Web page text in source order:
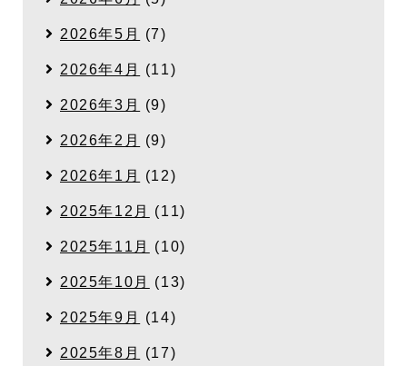
2026年5月 (7)
2026年4月 (11)
2026年3月 (9)
2026年2月 (9)
2026年1月 (12)
2025年12月 (11)
2025年11月 (10)
2025年10月 (13)
2025年9月 (14)
2025年8月 (17)